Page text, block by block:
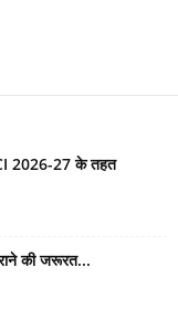
2026-27 के तहत
की जरूरत...